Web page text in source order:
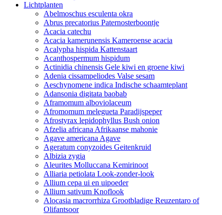
Lichtplanten
Abelmoschus esculenta okra
Abrus precatorius Paternosterboontje
Acacia catechu
Acacia kamerunensis Kameroense acacia
Acalypha hispida Kattenstaart
Acanthospermum hispidum
Actinidia chinensis Gele kiwi en groene kiwi
Adenia cissampeliodes Valse sesam
Aeschynomene indica Indische schaamteplant
Adansonia digitata baobab
Aframomum alboviolaceum
Afromomum melegueta Paradijspeper
Afrostyrax lepidophyllus Bush onion
Afzelia africana Afrikaanse mahonie
Agave americana Agave
Ageratum conyzoides Geitenkruid
Albizia zygia
Aleurites Molluccana Kemirinoot
Alliaria petiolata Look-zonder-look
Allium cepa ui en uipoeder
Allium sativum Knoflook
Alocasia macrorrhiza Grootbladige Reuzentaro of
Olifantsoor